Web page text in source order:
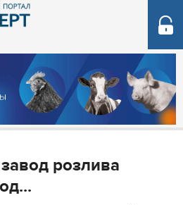
розлива